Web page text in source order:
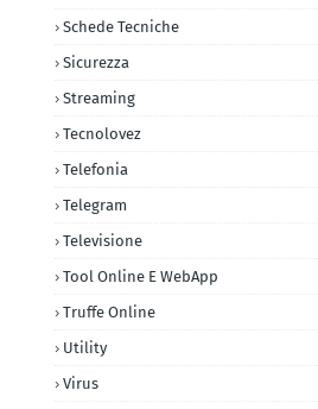
Schede Tecniche
Sicurezza
Streaming
Tecnolovez
Telefonia
Telegram
Televisione
Tool Online E WebApp
Truffe Online
Utility
Virus